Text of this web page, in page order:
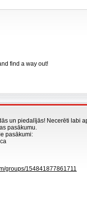
find a way out!
un piedalījās! Necerēti labi
pasākumu.
pasākumi:
groups/154841877861711